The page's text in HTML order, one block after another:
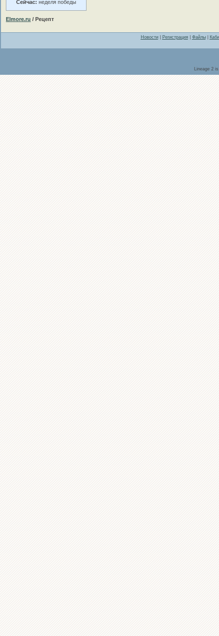
Сейчас: неделя победы
Elmore.ru / Рецепт
Новости| Регистрация| Файлы|
Lineage 2